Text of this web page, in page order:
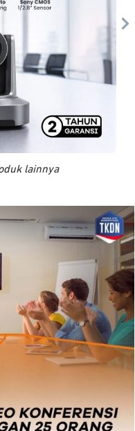
lainnya